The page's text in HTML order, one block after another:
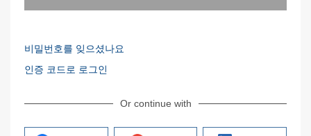
비밀번호를 잊으셨나요
인증 코드로 로그인
Or continue with